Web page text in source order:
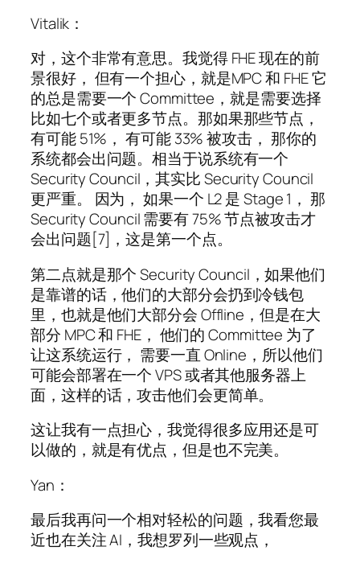
Vitalik：
对，这个非常有意思。我觉得 FHE 现在的前
景很好， 但有一个担心，就是MPC 和 FHE 它
的总是需要一个 Committee，就是需要选择
比如七个或者更多节点。那如果那些节点，
有可能 51%， 有可能 33% 被攻击， 那你的
系统都会出问题。相当于说系统有一个
Security Council，其实比 Security Council
更严重。 因为， 如果一个 L2 是 Stage 1， 那
Security Council 需要有 75% 节点被攻击才
会出问题[7]，这是第一个点。
第二点就是那个 Security Council，如果他们
是靠谱的话，他们的大部分会扔到冷钱包
里，也就是他们大部分会 Offline，但是在大
部分 MPC 和 FHE， 他们的 Committee 为了
让这系统运行， 需要一直 Online，所以他们
可能会部署在一个 VPS 或者其他服务器上
面，这样的话，攻击他们会更简单。
这让我有一点担心，我觉得很多应用还是可
以做的，就是有优点，但是也不完美。
Yan：
最后我再问一个相对轻松的问题，我看您最
近也在关注 AI，我想罗列一些观点，